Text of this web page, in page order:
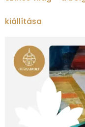
kiállítása